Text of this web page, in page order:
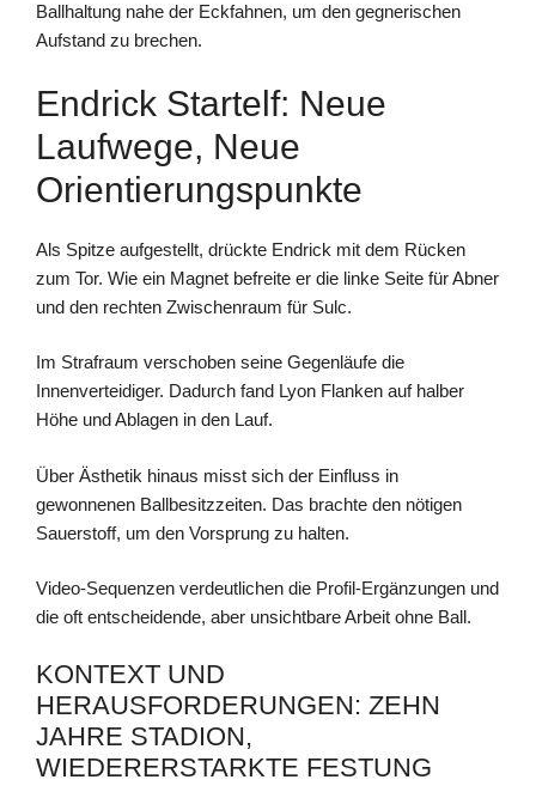
Ballhaltung nahe der Eckfahnen, um den gegnerischen
Aufstand zu brechen.
Endrick Startelf: Neue
Laufwege, Neue
Orientierungspunkte
Als Spitze aufgestellt, drückte Endrick mit dem Rücken
zum Tor. Wie ein Magnet befreite er die linke Seite für Abner
und den rechten Zwischenraum für Sulc.
Im Strafraum verschoben seine Gegenläufe die
Innenverteidiger. Dadurch fand Lyon Flanken auf halber
Höhe und Ablagen in den Lauf.
Über Ästhetik hinaus misst sich der Einfluss in
gewonnenen Ballbesitzzeiten. Das brachte den nötigen
Sauerstoff, um den Vorsprung zu halten.
Video-Sequenzen verdeutlichen die Profil-Ergänzungen und
die oft entscheidende, aber unsichtbare Arbeit ohne Ball.
KONTEXT UND
HERAUSFORDERUNGEN: ZEHN
JAHRE STADION,
WIEDERERSTARKTE FESTUNG